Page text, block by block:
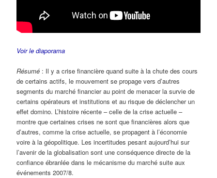
Voir le diaporama
Résumé : Il y a crise financière quand suite à la chute des cours
de certains actifs, le mouvement se propage vers d’autres
segments du marché financier au point de menacer la survie de
certains opérateurs et institutions et au risque de déclencher un
effet domino. L’histoire récente – celle de la crise actuelle –
montre que certaines crises ne sont que financières alors que
d’autres, comme la crise actuelle, se propagent à l’économie
voire à la géopolitique. Les incertitudes pesant aujourd’hui sur
l’avenir de la globalisation sont une conséquence directe de la
confiance ébranlée dans le mécanisme du marché suite aux
événements 2007/8.